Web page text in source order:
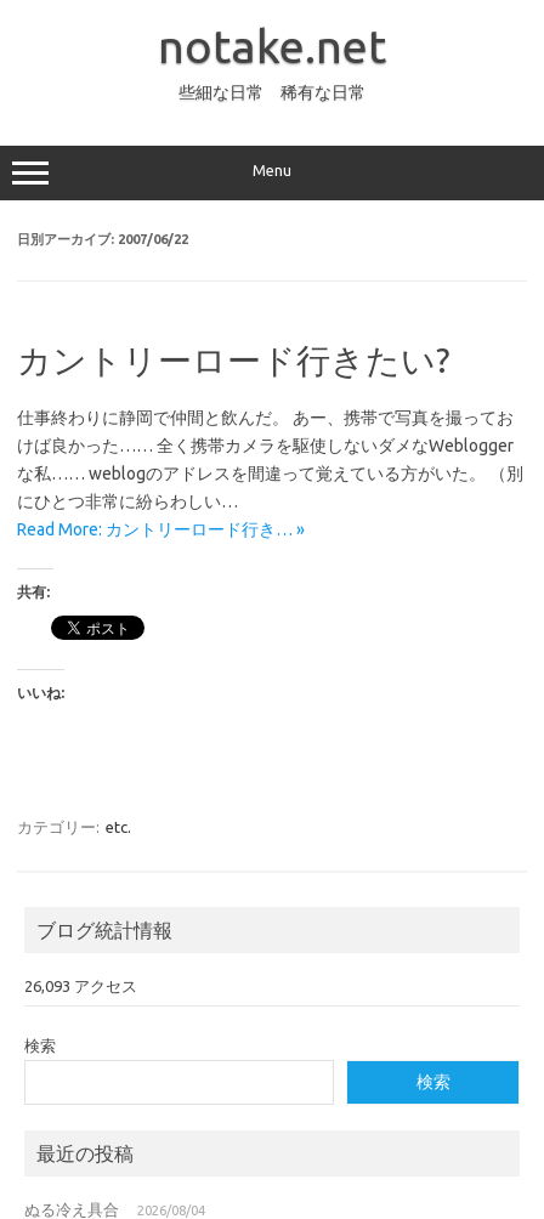
ッ
プ
notake.net
些細な日常 稀有な日常
Menu
日別アーカイブ: 2007/06/22
カントリーロード行きたい?
仕事終わりに静岡で仲間と飲んだ。 あー、携帯で写真を撮ってお
けば良かった…… 全く携帯カメラを駆使しないダメなWeblogger
な私…… weblogのアドレスを間違って覚えている方がいた。 （別
にひとつ非常に紛らわしい…
Read More: カントリーロード行き… »
共有:
いいね:
カテゴリー: etc.
ブログ統計情報
26,093 アクセス
検索
検索
最近の投稿
ぬる冷え具合 2026/08/04